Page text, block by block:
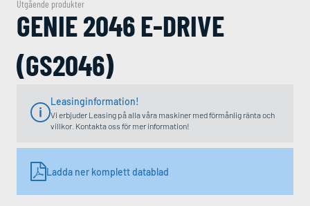
Utgående produkter
GENIE 2046 E-DRIVE
(GS2046)
Leasinginformation!
Vi erbjuder Leasing på alla våra maskiner med förmånlig ränta och
villkor. Kontakta oss för mer information!
Ladda ner komplett datablad